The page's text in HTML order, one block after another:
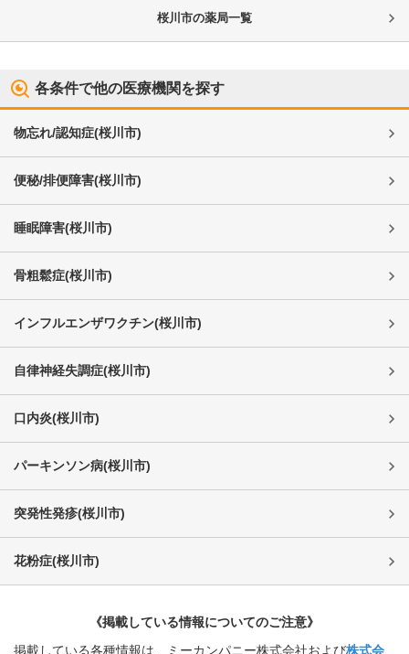
桜川市の薬局一覧
各条件で他の医療機関を探す
物忘れ/認知症(桜川市)
便秘/排便障害(桜川市)
睡眠障害(桜川市)
骨粗鬆症(桜川市)
インフルエンザワクチン(桜川市)
自律神経失調症(桜川市)
口内炎(桜川市)
パーキンソン病(桜川市)
突発性発疹(桜川市)
花粉症(桜川市)
《掲載している情報についてのご注意》
掲載している各種情報は、ミーカンパニー株式会社および株式会